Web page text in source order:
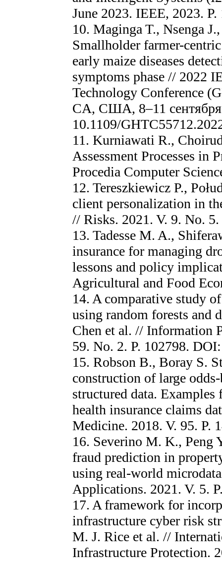
June 2023. IEEE, 2023. P.
10. Maginga T., Nsenga
Smallholder farmer-
early maize diseases
symptoms phase // 2022
Technology Conference
CA, США, 8–11 сентября
10.1109/
11. Kurniawati R.,
Assessment Processes in
Procedia Computer
12. Tereszkiewicz P.,
client personalization in
// Risks. 2021. V. 9. No. 5.
13. Tadesse M. A.,
insurance for managing
lessons and policy
Agricultural and Food
14. A comparative study
using random forests and
Chen et al. // Information
59. No. 2. P. 102798.
15. Robson B., Boray S.
construction of large
structured data.
health insurance claims
Medicine. 2018. V. 95. P.
16. Severino M. K., Peng
fraud prediction in
using real-world
Applications. 2021. V. 5.
17. A framework for
infrastructure cyber risk
M. J. Rice et al. //
Infrastructure Protection.